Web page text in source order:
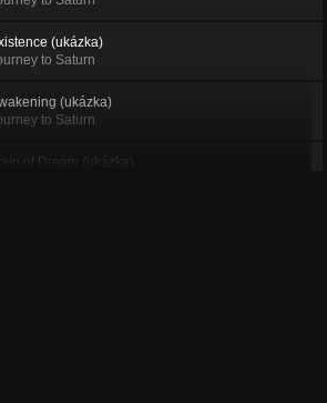
(ukázka)
to Saturn
(ukázka)
to Saturn
of Dream (ukázka)